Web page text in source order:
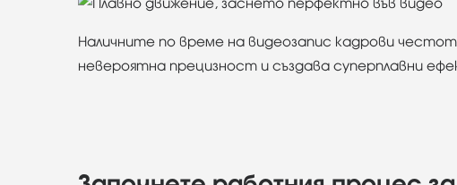
Наличните по време на видеозапис кадрови
невероятна прецизност и създава суперплавни